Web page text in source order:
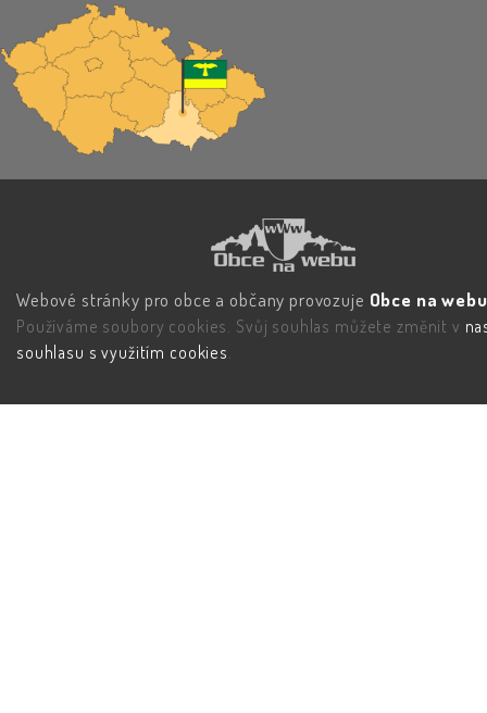
Webové stránky pro obce a občany provozuje Obce na
Používáme soubory cookies. Svůj souhlas můžete změnit v
souhlasu s využitím cookies